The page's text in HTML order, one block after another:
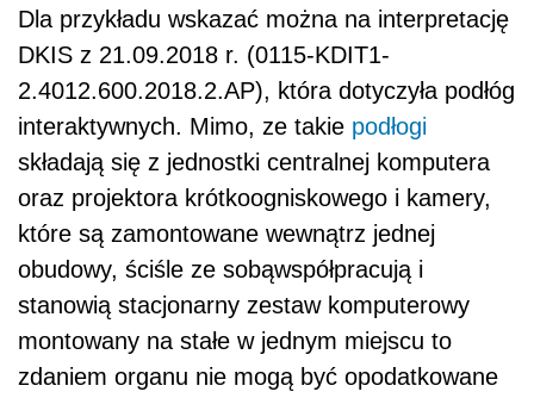
Dla przykładu wskazać można na interpretację
DKIS z 21.09.2018 r. (0115-KDIT1-
2.4012.600.2018.2.AP), która dotyczyła podłóg
interaktywnych. Mimo, ze takie podłogi
składają się z jednostki centralnej komputera
oraz projektora krótkoogniskowego i kamery,
które są zamontowane wewnątrz jednej
obudowy, ściśle ze sobąwspółpracują i
stanowią stacjonarny zestaw komputerowy
montowany na stałe w jednym miejscu to
zdaniem organu nie mogą być opodatkowane